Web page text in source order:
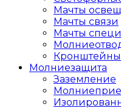
Мачты
Мачты связи
Мачты
Кронштейны
Молниезащита
Заземление